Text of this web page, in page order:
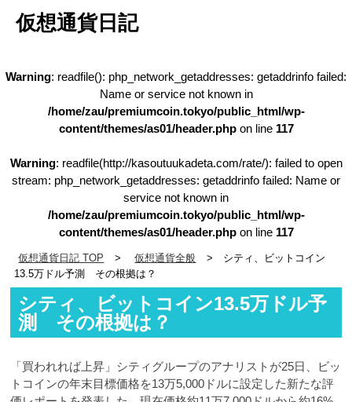
仮想通貨日記
Warning: readfile(): php_network_getaddresses: getaddrinfo failed:
Name or service not known in
/home/zau/premiumcoin.tokyo/public_html/wp-
content/themes/as01/header.phpon line 117
Warning: readfile(http://kasoutuukadeta.com/rate/): failed to open
stream: php_network_getaddresses: getaddrinfo failed: Name or
service not known in
/home/zau/premiumcoin.tokyo/public_html/wp-
content/themes/as01/header.phpon line 117
仮想通貨日記 TOP 仮想通貨全般
シティ、ビットコイン
13.5万ドル予測 その根拠は？
シティ、ビットコイン13.5万ドル予
測 その根拠は？
「買われれば上昇」シティグループのアナリストが25日、ビッ
トコインの年末目標価格を13万5,000ドルに設定した新たな評